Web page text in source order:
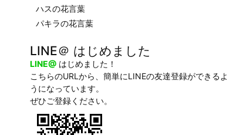
ハスの花言葉
パキラの花言葉
LINE＠ はじめました
LINE@はじめました！
こちらのURLから、簡単にLINEの友達登録ができるよ
うになっています。
ぜひご登録ください。